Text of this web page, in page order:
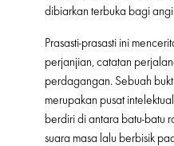
dibiarkan terbuka bagi
Prasasti-prasasti ini
perjanjian, catatan
perdagangan. Sebuah
merupakan pusat
berdiri di antara batu-batu
suara masa lalu berbisik